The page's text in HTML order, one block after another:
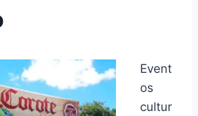
Event
os
cultur